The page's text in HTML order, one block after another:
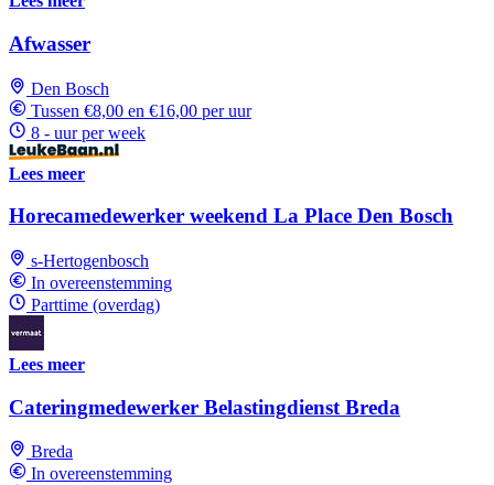
Afwasser
Den Bosch
Tussen €8,00 en €16,00 per uur
8 - uur per week
Lees meer
Horecamedewerker weekend La Place Den Bosch
s-Hertogenbosch
In overeenstemming
Parttime (overdag)
Lees meer
Cateringmedewerker Belastingdienst Breda
Breda
In overeenstemming